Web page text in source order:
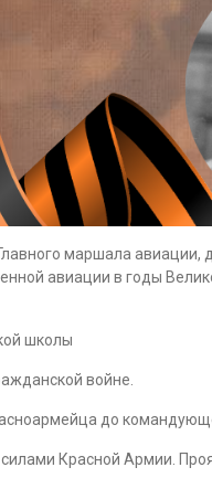
маршала
авиации в годы
школы
войне.
до
Красной Армии.